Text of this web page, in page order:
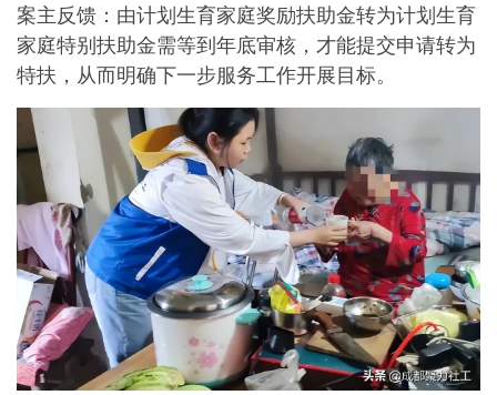
案主反馈：由计划生育家庭奖励扶助金转为计划生育
家庭特别扶助金需等到年底审核，才能提交申请转为
特扶，从而明确下一步服务工作开展目标。